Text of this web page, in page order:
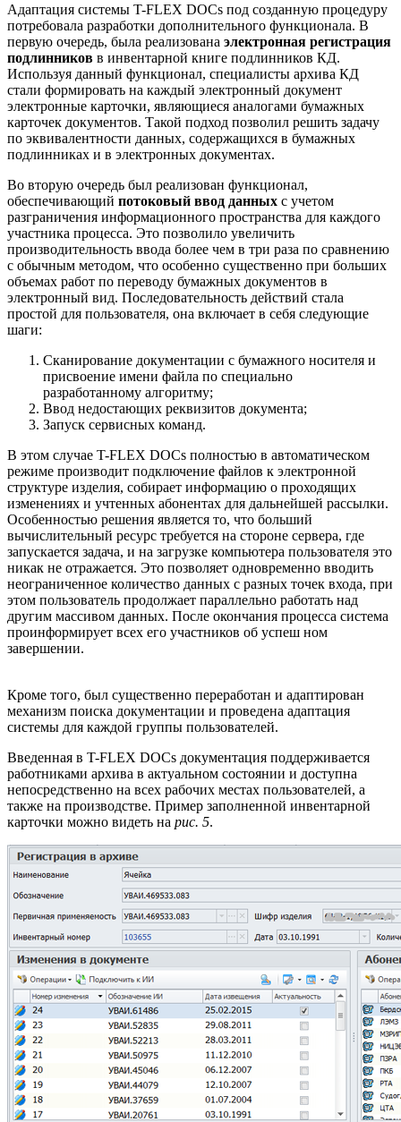
Адаптация системы T-FLEX DOCs под созданную процедуру
потребовала разработки дополнительного функционала. В
первую очередь, была реализована электронная регистрация
подлинников в инвентарной книге подлинников КД.
Используя данный функционал, специалисты архива КД
стали формировать на каждый электронный документ
электронные карточки, являющиеся аналогами бумажных
карточек документов. Такой подход позволил решить задачу
по эквивалентности данных, содержащихся в бумажных
подлинниках и в электронных документах.
Во вторую очередь был реализован функционал,
обеспечивающий потоковый ввод данных с учетом
разграничения информационного пространства для каждого
участника процесса. Это позволило увеличить
производительность ввода более чем в три раза по сравнению
с обычным методом, что особенно существенно при больших
объемах работ по переводу бумажных документов в
электронный вид. Последовательность действий стала
простой для пользователя, она включает в себя следующие
шаги:
Сканирование документации с бумажного носителя и
присвоение имени файла по специально
разработанному алгоритму;
Ввод недостающих реквизитов документа;
Запуск сервисных команд.
В этом случае T-FLEX DOCs полностью в автоматическом
режиме производит подключение файлов к электронной
структуре изделия, собирает информацию о проходящих
изменениях и учтенных абонентах для дальнейшей рассылки.
Особенностью решения является то, что больший
вычислительный ресурс требуется на стороне сервера, где
запускается задача, и на загрузке компьютера пользователя это
никак не отражается. Это позволяет одновременно вводить
неограниченное количество данных с разных точек входа, при
этом пользователь продолжает параллельно работать над
другим массивом данных. После окончания процесса система
проинформирует всех его участников об успеш ном
завершении.
Кроме того, был существенно переработан и адаптирован
механизм поиска документации и проведена адаптация
системы для каждой группы пользователей.
Введенная в T-FLEX DOCs документация поддерживается
работниками архива в актуальном состоянии и доступна
непосредственно на всех рабочих местах пользователей, а
также на производстве. Пример заполненной инвентарной
карточки можно видеть на рис. 5.